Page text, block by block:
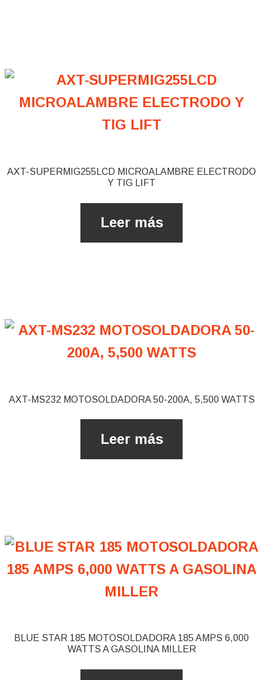
AXT-SUPERMIG255LCD MICROALAMBRE ​ELECTRODO
Y TIG LIFT
Leer más
AXT-MS232 MOTOSOLDADORA 50-200A, 5,500 WATTS
Leer más
BLUE STAR 185 MOTOSOLDADORA 185 AMPS 6,000
WATTS A GASOLINA MILLER